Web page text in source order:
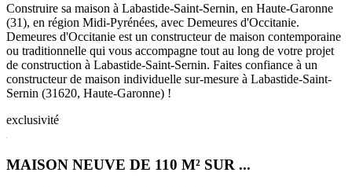
Construire sa maison à Labastide-Saint-Sernin, en Haute-Garonne
(31), en région Midi-Pyrénées, avec Demeures d'Occitanie.
Demeures d'Occitanie est un constructeur de maison contemporaine
ou traditionnelle qui vous accompagne tout au long de votre projet
de construction à Labastide-Saint-Sernin. Faites confiance à un
constructeur de maison individuelle sur-mesure à Labastide-Saint-
Sernin (31620, Haute-Garonne) !
exclusivité
MAISON NEUVE DE 110 M² SUR ...